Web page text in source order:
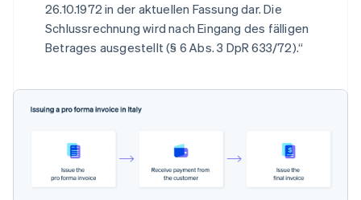
26.10.1972 in der aktuellen Fassung dar. Die
Schlussrechnung wird nach Eingang des fälligen
Betrages ausgestellt (§ 6 Abs. 3 DpR 633/72).“